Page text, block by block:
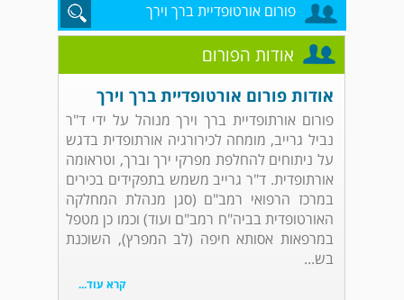
פורום אורטופדיית ברך וירך
אודות הפורום
אודות פורום אורטופדיית ברך וירך
פורום אורתופדיית ברך וירך מנוהל על ידי ד"ר
נביל גרייב, מומחה לכירורגיה אורתופדית בדגש
על ניתוחים להחלפת מפרקי ירך וברך, וטראומה
אורתופדית. ד"ר גרייב משמש בתפקידים בכירים
במרכז הרפואי רמב"ם (סגן מנהלת המחלקה
האורטופדית בביה"ח רמב"ם ועוד) וכמו כן מטפל
במרפאות אסותא חיפה (לב המפרץ), השוכנת
בש...
קרא עוד...